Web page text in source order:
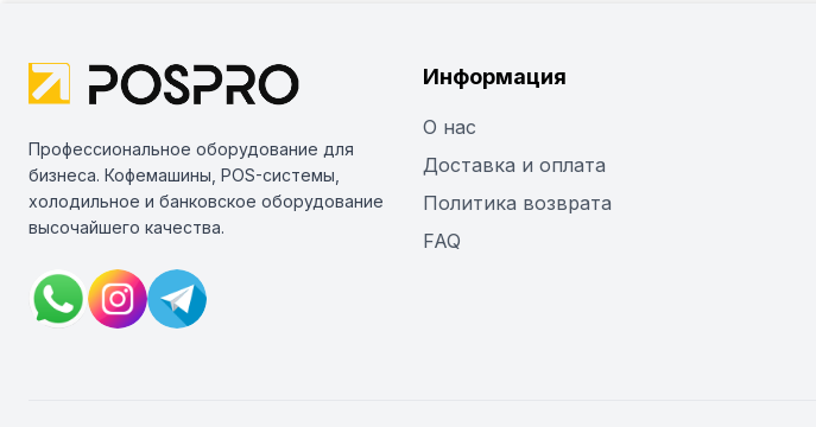
Профессиональное оборудование для
бизнеса. Кофемашины, POS-системы,
холодильное и банковское оборудование
высочайшего качества.
Информация
О нас
Доставка и оплата
Политика возврата
FAQ